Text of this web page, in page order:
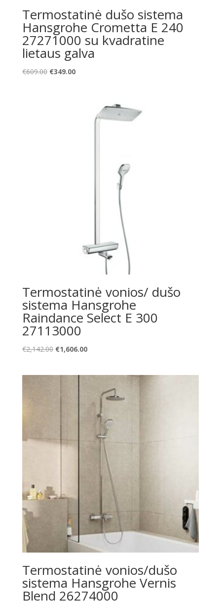
Termostatinė dušo sistema
Hansgrohe Crometta E 240
27271000 su kvadratine
lietaus galva
€609.00 Original
€349.00Current
Termostatinė vonios/ dušo
sistema Hansgrohe
Raindance Select E 300
27113000
€2,142.00 Original
€1,606.00Current
Termostatinė vonios/dušo
sistema Hansgrohe Vernis
Blend 26274000